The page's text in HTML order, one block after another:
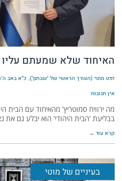
האיחוד שלא שמעתם עליו
זפט מוטי (העורך הראשי של 'שבתון') כ״א באב
אין תגובות
מה ירוויח סמוטריץ' מהאיחוד עם הבית
בבליעת 'הבית היהודי' הוא יבלע גם את
קרא עוד ←
בעיניים של מוטי